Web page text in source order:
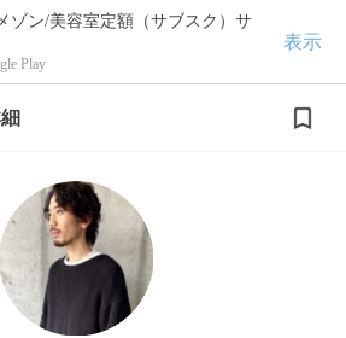
ゾン/美容室定額（サブスク）サ
Play
表示